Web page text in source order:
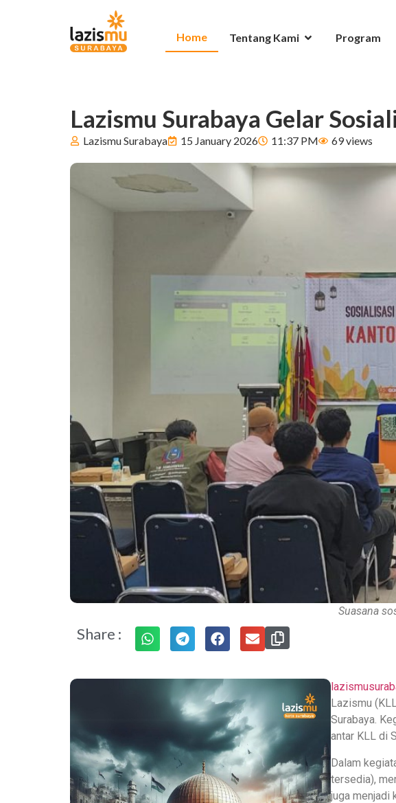
Home Tentang Kami Program
Lazismu Surabaya Gelar
Lazismu Surabaya 15 January 2026 11:37 PM 69 views
Suasana
Share :
Lazismu
Surabaya.
antar KLL di
Dalam
tersedia),
juga menjadi